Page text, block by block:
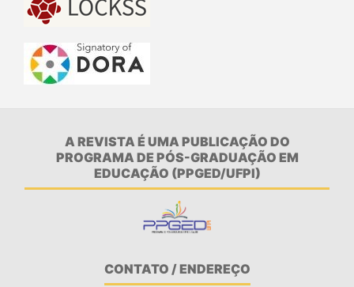
A REVISTA É UMA PUBLICAÇÃO DO
PROGRAMA DE PÓS-GRADUAÇÃO EM
EDUCAÇÃO (PPGED/UFPI)
CONTATO / ENDEREÇO